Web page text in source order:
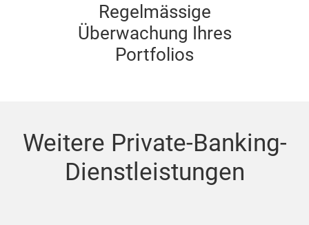
Regelmässige
Überwachung Ihres
Portfolios
Weitere Private-Banking-
Dienstleistungen